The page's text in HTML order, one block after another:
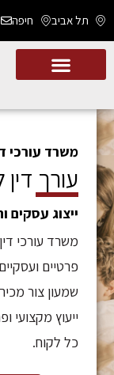
תל אביב חיפה
משרד עורכי
עורך דין
ייצוג
פרטיים
שמעון צור
ייעוץ מקצועי
כל לקוח.